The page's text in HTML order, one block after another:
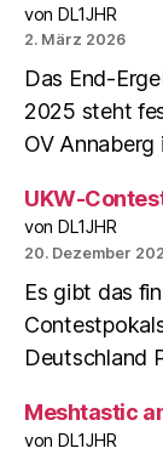
von DL1JHR
2. März 2026
Das End-
2025 steht
OV Annaberg
UKW-
von DL1JHR
20. Dezember
Es gibt das
Deutschland
Meshtastic
von DL1JHR